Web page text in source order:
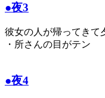
●夜3
彼女の人が帰ってき
・所さんの目がテン
●夜4